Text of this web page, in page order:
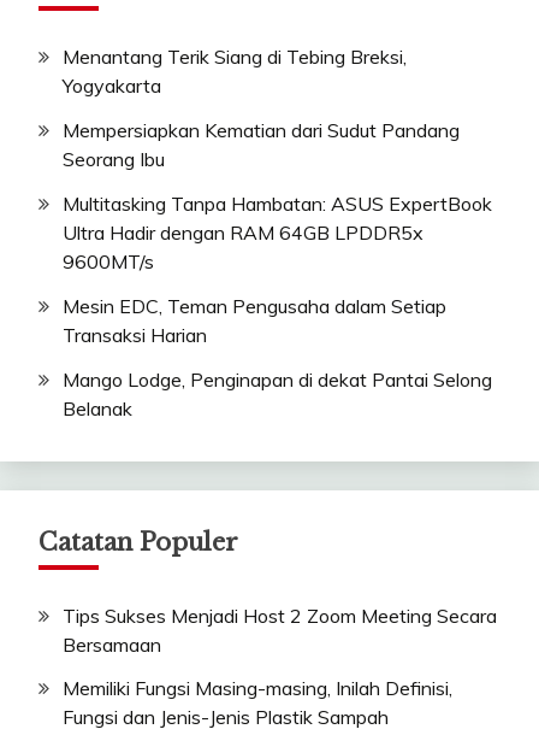
Menantang Terik Siang di Tebing Breksi,
Yogyakarta
Mempersiapkan Kematian dari Sudut Pandang
Seorang Ibu
Multitasking Tanpa Hambatan: ASUS ExpertBook
Ultra Hadir dengan RAM 64GB LPDDR5x
9600MT/s
Mesin EDC, Teman Pengusaha dalam Setiap
Transaksi Harian
Mango Lodge, Penginapan di dekat Pantai Selong
Belanak
Catatan Populer
Tips Sukses Menjadi Host 2 Zoom Meeting Secara
Bersamaan
Memiliki Fungsi Masing-masing, Inilah Definisi,
Fungsi dan Jenis-Jenis Plastik Sampah